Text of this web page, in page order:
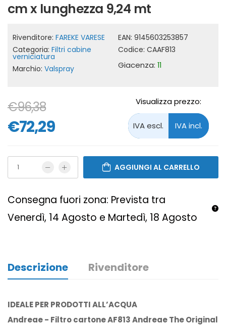
cm x lunghezza 9,24 mt
Rivenditore: FAREKE VARESE
Categoria: Filtri cabine
verniciatura
Marchio: Valspray
EAN: 9145603253857
Codice: CAAF813
Giacenza: 11
€96,38
€72,29
Visualizza prezzo:
AGGIUNGI AL CARRELLO
Consegna fuori zona: Prevista tra
Venerdì, 14 Agosto e Martedì, 18 Agosto
Descrizione Rivenditore
IDEALE PER PRODOTTI ALL’ACQUA
Andreae - Filtro cartone AF813 Andreae The Original